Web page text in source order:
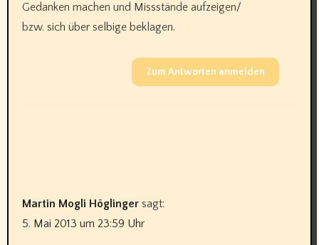
Gedanken machen und Missstände aufzeigen/
bzw. sich über selbige beklagen.
Zum Antworten anmelden
Martin Mogli Höglinger sagt:
5. Mai 2013 um 23:59 Uhr